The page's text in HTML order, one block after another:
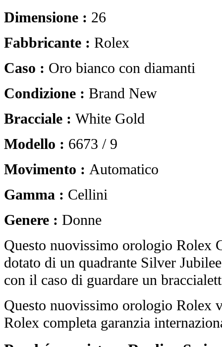
Dimensione : 26
Fabbricante : Rolex
Caso : Oro bianco con diamanti
Condizione : Brand New
Bracciale : White Gold
Modello : 6673 / 9
Movimento : Automatico
Gamma : Cellini
Genere : Donne
Questo nuovissimo orologio Rolex
dotato di un quadrante Silver
con il caso di guardare un
Questo nuovissimo orologio Rolex
Rolex completa garanzia